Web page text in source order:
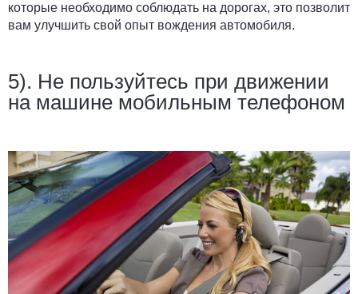
которые необходимо соблюдать на дорогах, это позволит
вам улучшить свой опыт вождения автомобиля.
5). Не пользуйтесь при движении
на машине мобильным телефоном